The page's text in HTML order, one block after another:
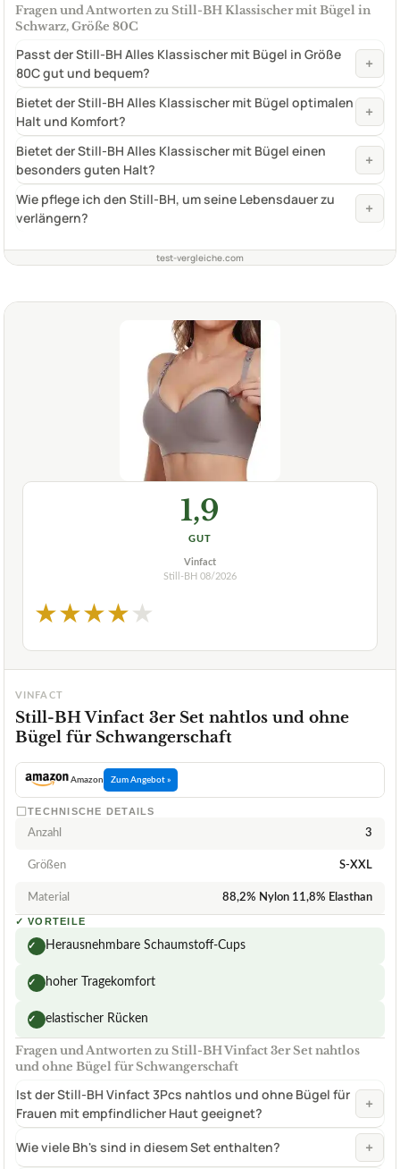
Fragen und Antworten zu Still-BH Klassischer mit Bügel in
Schwarz, Größe 80C
Passt der Still-BH Alles Klassischer mit Bügel in Größe
80C gut und bequem?
+
Bietet der Still-BH Alles Klassischer mit Bügel optimalen
Halt und Komfort?
+
Bietet der Still-BH Alles Klassischer mit Bügel einen
besonders guten Halt?
+
Wie pflege ich den Still-BH, um seine Lebensdauer zu
verlängern?
+
test-vergleiche.com
1,9
GUT
Vinfact
Still-BH 08/2026
★★★★★
VINFACT
Still-BH Vinfact 3er Set nahtlos und ohne
Bügel für Schwangerschaft
Amazon Zum Angebot »
TECHNISCHE DETAILS
Anzahl 3
Größen S-XXL
Material 88,2% Nylon 11,8% Elasthan
✓ VORTEILE
✓ Herausnehmbare Schaumstoff-Cups
✓ hoher Tragekomfort
✓ elastischer Rücken
Fragen und Antworten zu Still-BH Vinfact 3er Set nahtlos
und ohne Bügel für Schwangerschaft
Ist der Still-BH Vinfact 3Pcs nahtlos und ohne Bügel für
Frauen mit empfindlicher Haut geeignet?
+
Wie viele Bh's sind in diesem Set enthalten? +